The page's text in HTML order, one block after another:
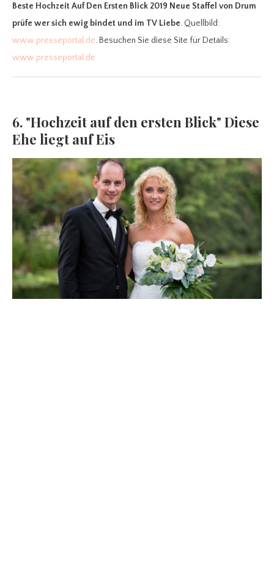
Beste Hochzeit Auf Den Ersten Blick 2019 Neue Staffel von Drum
prüfe wer sich ewig bindet und im TV Liebe. Quellbild:
www.presseportal.de. Besuchen Sie diese Site für Details:
www.presseportal.de
6. "Hochzeit auf den ersten Blick" Diese
Ehe liegt auf Eis